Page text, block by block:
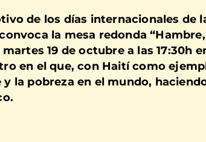
de los días internacionales de
la mesa redonda “
martes 19 de octubre a las 17:30h
en el que, con Haití como
y la pobreza en el mundo,